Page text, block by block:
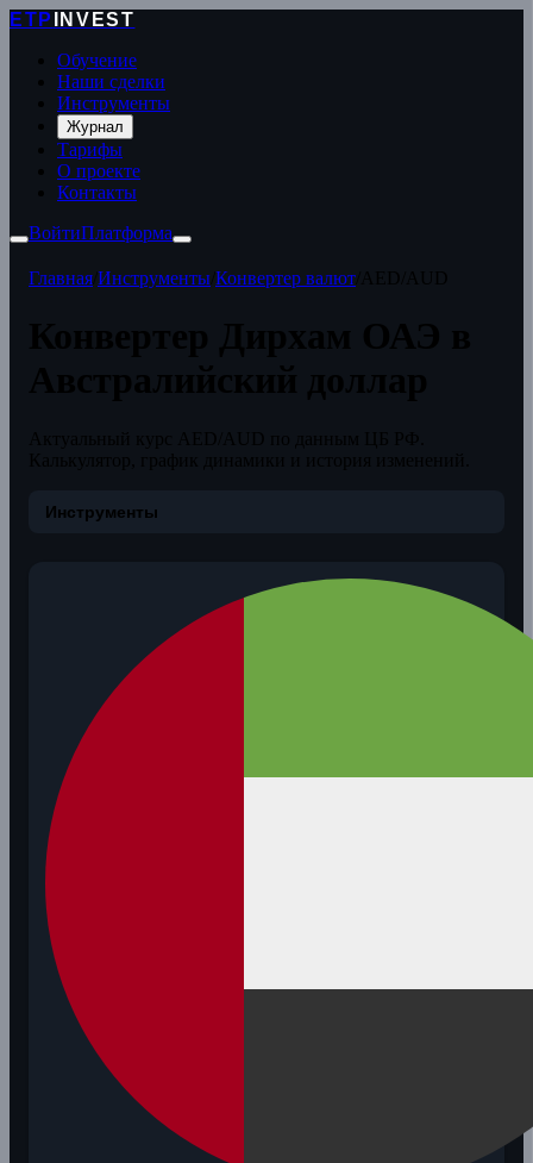
ETP
INVEST
Обучение
Наши сделки
Инструменты
Журнал
Тарифы
О проекте
Контакты
ВойтиПлатформа
Главная Инструменты Конвертер валют
Инструменты